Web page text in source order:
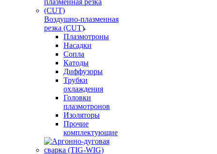
Воздушно-плазменная
резка (CUT)
Плазмотроны
Насадки
Сопла
Катоды
Диффузоры
Трубки
охлаждения
Головки
плазмотронов
Изоляторы
Прочие
комплектующие